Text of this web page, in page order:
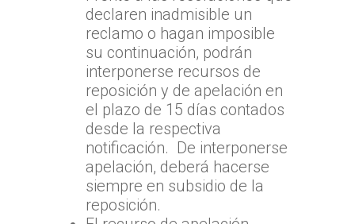
declaren inadmisible un
reclamo o hagan imposible
su continuación, podrán
interponerse recursos de
reposición y de apelación en
el plazo de 15 días contados
desde la respectiva
notificación. De interponerse
apelación, deberá hacerse
siempre en subsidio de la
reposición.